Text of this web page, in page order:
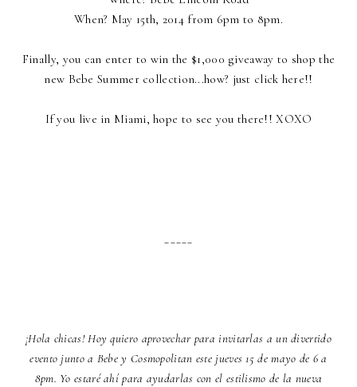
When? May 15th, 2014 from 6pm to 8pm.
Finally, you can enter to win the $1,000 giveaway to shop the
new Bebe Summer collection...how? just click here!!
If you live in Miami, hope to see you there!! XOXO
¡Hola chicas! Hoy quiero aprovechar para invitarlas a un divertido
evento junto a Bebe y Cosmopolitan este jueves 15 de mayo de 6 a
8pm. Yo estaré ahí para ayudarlas con el estilismo de la nueva